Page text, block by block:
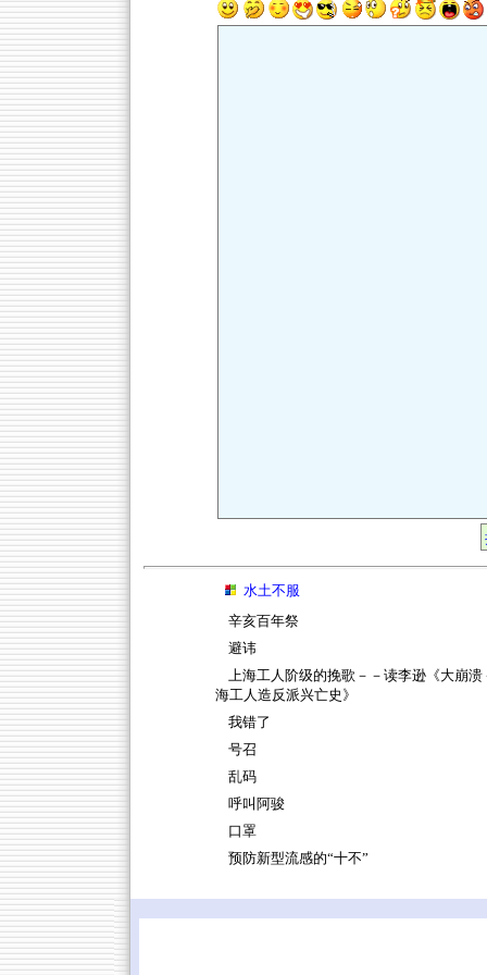
水土不服
辛亥百年祭
避讳
上海工人阶级的挽歌－－读李逊《大崩溃
海工人造反派兴亡史》
我错了
号召
乱码
呼叫阿骏
口罩
预防新型流感的“十不”